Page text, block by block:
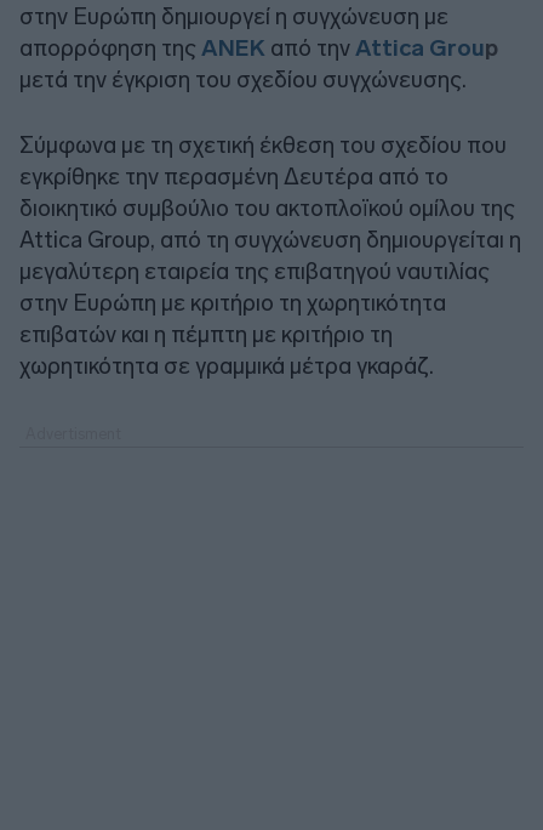
στην Ευρώπη δημιουργεί η συγχώνευση με
απορρόφηση της ΑΝΕΚ από τηνAttica Group
μετά την έγκριση του σχεδίου συγχώνευσης.
Σύμφωνα με τη σχετική έκθεση του σχεδίου που
εγκρίθηκε την περασμένη Δευτέρα από το
διοικητικό συμβούλιο του ακτοπλοϊκού ομίλου της
Attica Group, από τη συγχώνευση δημιουργείται η
μεγαλύτερη εταιρεία της επιβατηγού ναυτιλίας
στην Ευρώπη με κριτήριο τη χωρητικότητα
επιβατών και η πέμπτη με κριτήριο τη
χωρητικότητα σε γραμμικά μέτρα γκαράζ.